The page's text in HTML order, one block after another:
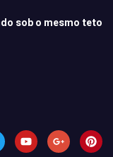
sob o mesmo teto